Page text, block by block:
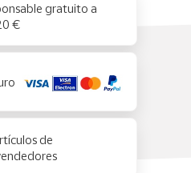
gratuito a
€
de